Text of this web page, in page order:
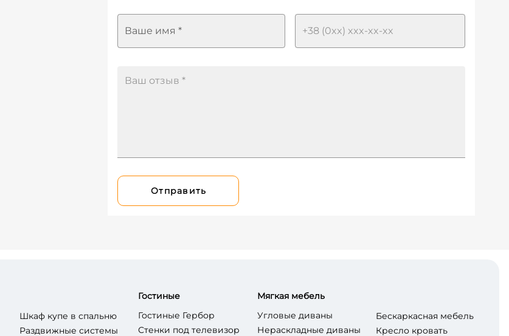
Ваше имя *
Отправить
Шкаф купе в спальню
Раздвижные системы
Гостиные
Гостиные Гербор
Стенки под телевизор
Мягкая мебель
Угловые диваны
Нераскладные диваны
Бескаркасная мебель
Кресло кровать